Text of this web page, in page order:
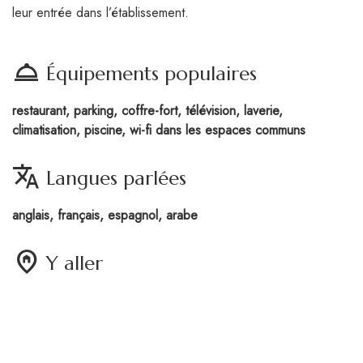
leur entrée dans l’établissement.
room_service Équipements populaires
restaurant, parking, coffre-fort, télévision, laverie,
climatisation, piscine, wi-fi dans les espaces communs
translate Langues parlées
anglais, français, espagnol, arabe
home_pin Y aller